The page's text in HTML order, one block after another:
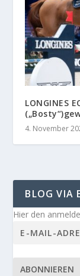
LONGINES
4. November
BLOG VIA
Hier den
ABONNIEREN